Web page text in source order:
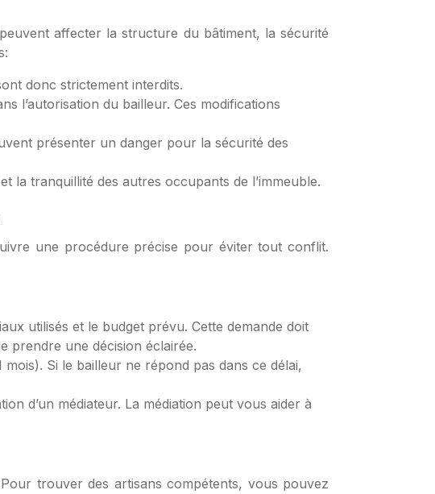
affecter la structure du bâtiment, la sécurité
donc strictement interdits.
l’autorisation du bailleur. Ces modifications
présenter un danger pour la sécurité des
la tranquillité des autres occupants de l’immeuble.
une procédure précise pour éviter tout conflit.
utilisés et le budget prévu. Cette demande doit
prendre une décision éclairée.
Si le bailleur ne répond pas dans ce délai,
d’un médiateur. La médiation peut vous aider à
trouver des artisans compétents, vous pouvez